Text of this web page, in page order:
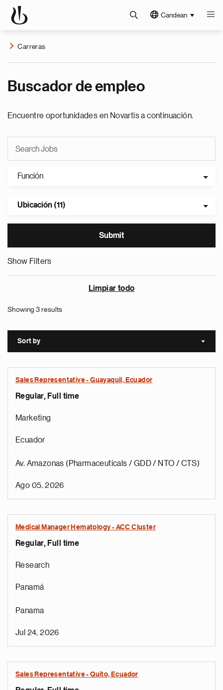
Candean
Carreras
Buscador de empleo
Encuentre oportunidades en Novartis a continuación.
Función
Ubicación (11)
Show Filters
Limpiar todo
Showing 3 results
Sort by Sort
Sales Representative - Guayaquil, Ecuador
Regular, Full time
Marketing
Ecuador
Av. Amazonas (Pharmaceuticals / GDD / NTO / CTS)
Ago 05, 2026
Medical Manager Hematology - ACC Cluster
Regular, Full time
Research
Panamá
Panama
Jul 24, 2026
Sales Representative - Quito, Ecuador